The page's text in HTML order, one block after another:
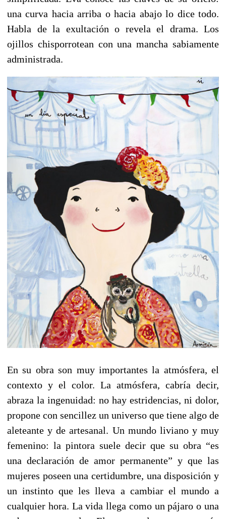
una curva hacia arriba o hacia abajo lo dice todo.
Habla de la exultación o revela el drama. Los
ojillos chisporrotean con una mancha sabiamente
administrada.
En su obra son muy importantes la atmósfera, el
contexto y el color. La atmósfera, cabría decir,
abraza la ingenuidad: no hay estridencias, ni dolor,
propone con sencillez un universo que tiene algo de
aleteante y de artesanal. Un mundo liviano y muy
femenino: la pintora suele decir que su obra “es
una declaración de amor permanente” y que las
mujeres poseen una certidumbre, una disposición y
un instinto que les lleva a cambiar el mundo a
cualquier hora. La vida llega como un pájaro o una